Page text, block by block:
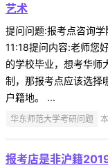
艺术
提问问题:报考点咨询
11:18提问内容:老师您
的学校毕业，想考华师
制，那报考点应该选择
户籍地。 ...
华东师范大学考研问题
报考店是非沪籍